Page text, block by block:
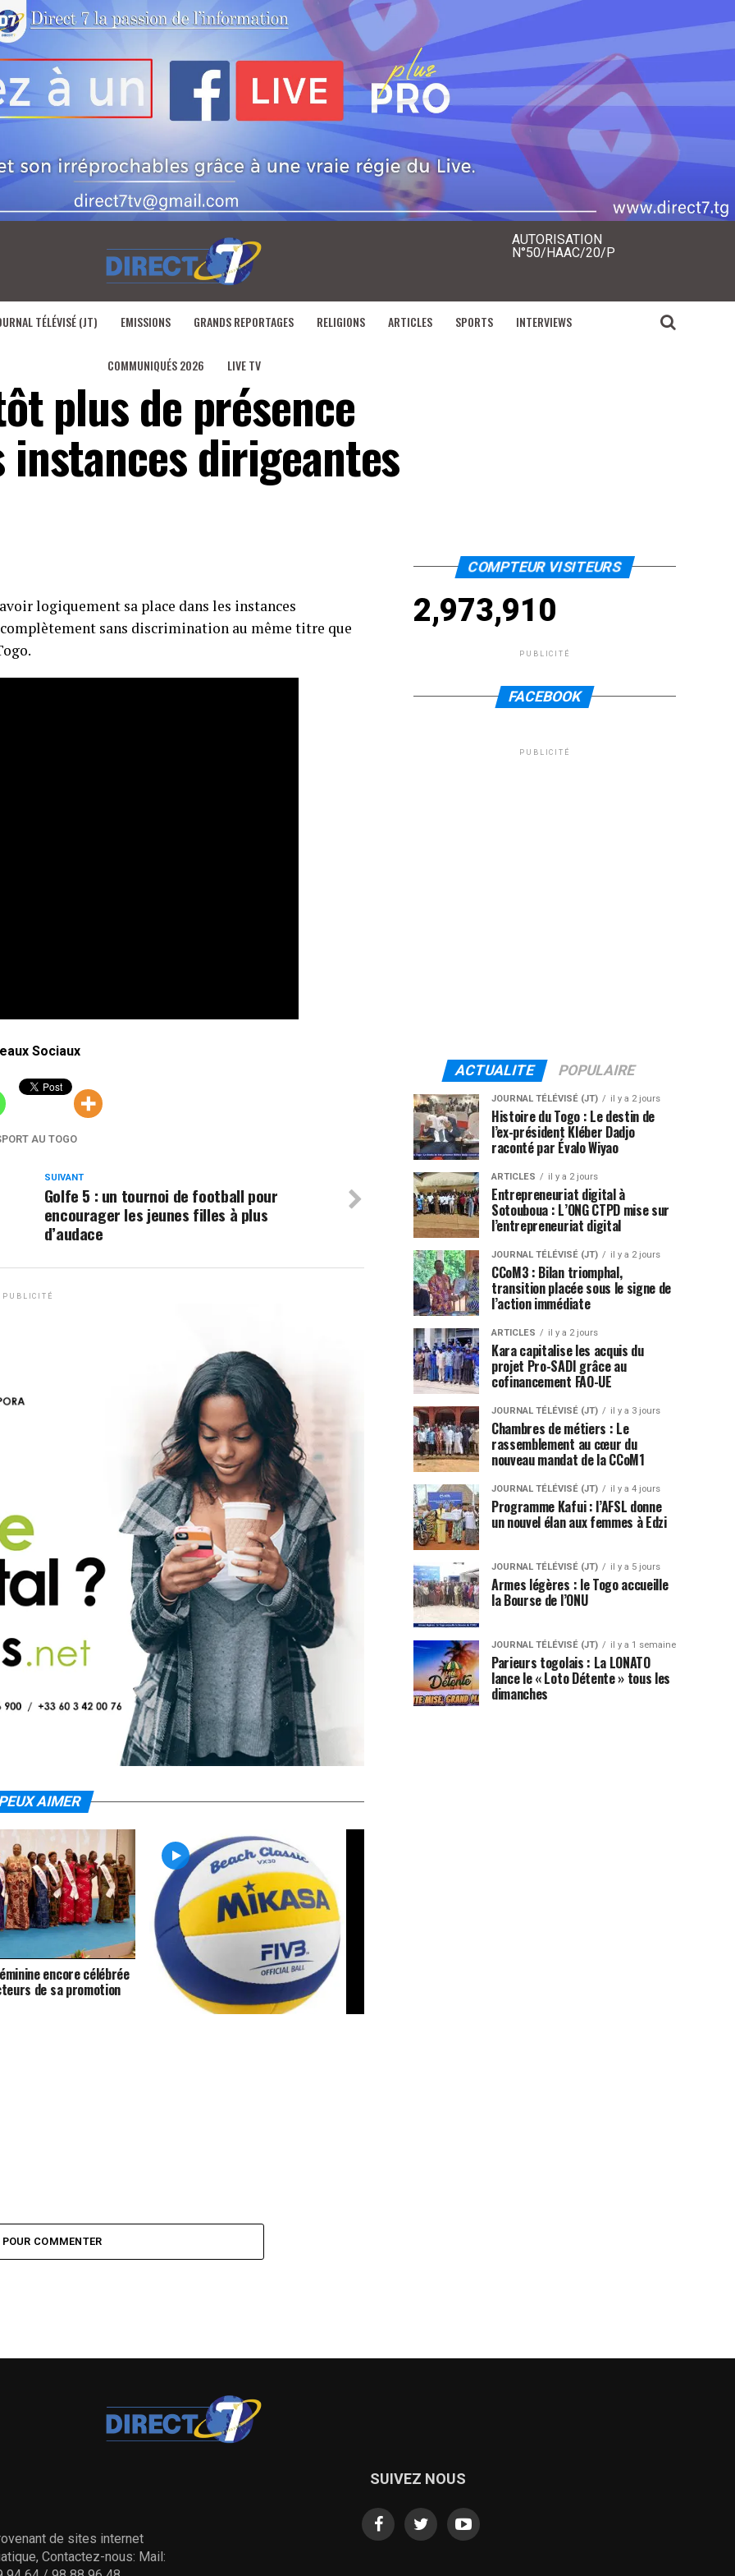
AUTORISATION
N°50/HAAC/20/P
TÉLÉVISÉ (JT) EMISSIONS GRANDS REPORTAGES RELIGIONS ARTICLES SPORTS INTERVIEWS
COMMUNIQUÉS 2026 LIVE TV
plus de présence
dirigeantes
logiquement sa place dans les instances
sans discrimination au même titre que
Sociaux
AU TOGO
SUIVANT
Golfe 5 : un tournoi de football pour
encourager les jeunes filles à plus
d’audace
PUBLICITÉ
AIMER
encore célébrée
de sa promotion
COMMENTER
COMPTEUR VISITEURS
2,973,910
PUBLICITÉ
FACEBOOK
PUBLICITÉ
ACTUALITE POPULAIRE
JOURNAL TÉLÉVISÉ (JT) il y a 2 jours
Histoire du Togo : Le destin de
l’ex-président Kléber Dadjo
raconté par Évalo Wiyao
ARTICLES il y a 2 jours
Entrepreneuriat digital à
Sotouboua : L’ONG CTPD mise sur
l’entrepreneuriat digital
JOURNAL TÉLÉVISÉ (JT) il y a 2 jours
CCoM3 : Bilan triomphal,
transition placée sous le signe de
l’action immédiate
ARTICLES il y a 2 jours
Kara capitalise les acquis du
projet Pro-SADI grâce au
cofinancement FAO-UE
JOURNAL TÉLÉVISÉ (JT) il y a 3 jours
Chambres de métiers : Le
rassemblement au cœur du
nouveau mandat de la CCoM1
JOURNAL TÉLÉVISÉ (JT) il y a 4 jours
Programme Kafui : l’AFSL donne
un nouvel élan aux femmes à Edzi
JOURNAL TÉLÉVISÉ (JT) il y a 5 jours
Armes légères : le Togo accueille
la Bourse de l’ONU
JOURNAL TÉLÉVISÉ (JT) il y a 1 semaine
Parieurs togolais : La LONATO
lance le « Loto Détente » tous les
dimanches
de sites internet
Contactez-nous: Mail:
SUIVEZ NOUS